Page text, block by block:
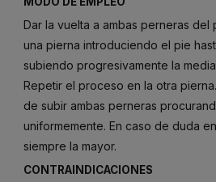
Dar la vuelta a ambas perneras del
una pierna introduciendo el pie
subiendo progresivamente la
Repetir el proceso en la otra
de subir ambas perneras
uniformemente. En caso de duda
siempre la mayor.
CONTRAINDICACIONES